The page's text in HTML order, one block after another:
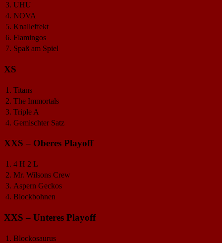
3. UHU
4. NOVA
5. Knalleffekt
6. Flamingos
7. Spaß am Spiel
XS
1. Titans
2. The Immortals
3. Triple A
4. Gemischter Satz
XXS – Oberes Playoff
1. 4 H 2 L
2. Mr. Wilsons Crew
3. Aspern Geckos
4. Blockbohnen
XXS – Unteres Playoff
1. Blockosaurus